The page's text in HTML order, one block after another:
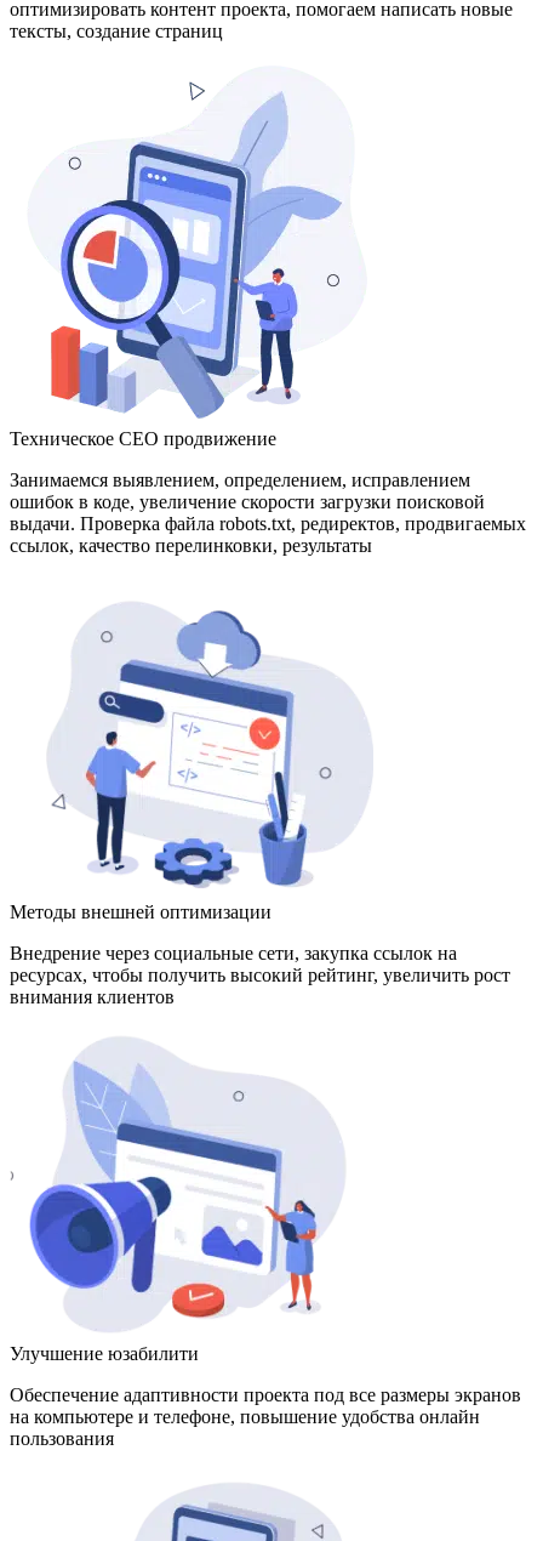
оптимизировать контент проекта, помогаем написать новые
тексты, создание страниц
Техническое СЕО продвижение
Занимаемся выявлением, определением, исправлением
ошибок в коде, увеличение скорости загрузки поисковой
выдачи. Проверка файла robots.txt, редиректов, продвигаемых
ссылок, качество перелинковки, результаты
Методы внешней оптимизации
Внедрение через социальные сети, закупка ссылок на
ресурсах, чтобы получить высокий рейтинг, увеличить рост
внимания клиентов
Улучшение юзабилити
Обеспечение адаптивности проекта под все размеры экранов
на компьютере и телефоне, повышение удобства онлайн
пользования